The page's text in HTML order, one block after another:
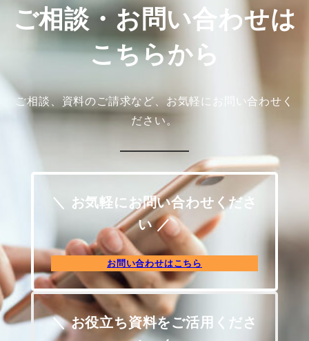
ご相談・お問い合わせは
こちらから
ご相談、資料のご請求など、お気軽にお問い合わせく
ださい。
＼ お気軽にお問い合わせくださ
い ／
お問い合わせはこちら
＼ お役立ち資料をご活用くださ